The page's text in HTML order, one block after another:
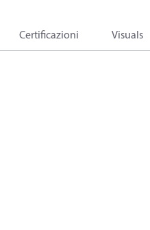
Certificazioni Visuals